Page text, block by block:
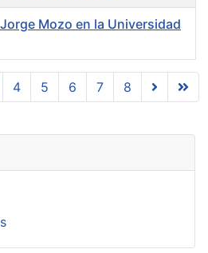
Mozo en la Universidad
Page 1 of 8
4 5 6 7 8